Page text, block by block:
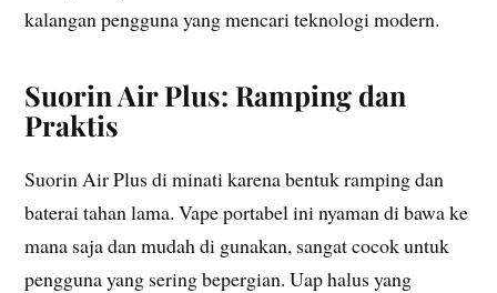
kalangan pengguna yang mencari teknologi modern.
Suorin Air Plus: Ramping dan
Praktis
Suorin Air Plus di minati karena bentuk ramping dan
baterai tahan lama. Vape portabel ini nyaman di bawa ke
mana saja dan mudah di gunakan, sangat cocok untuk
pengguna yang sering bepergian. Uap halus yang